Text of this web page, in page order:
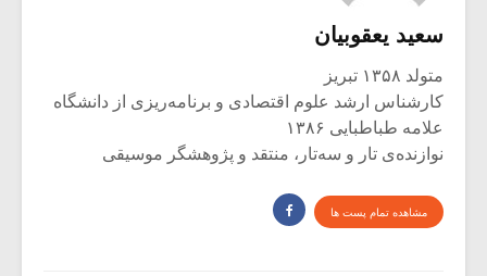
سعید یعقوبیان
متولد ۱۳۵۸ تبریز
کارشناس ارشد علوم اقتصادی و برنامه‌ریزی از دانشگاه
علامه طباطبایی ۱۳۸۶
نوازنده‌ی تار و سه‌تار، منتقد و پژوهشگر موسیقی
مشاهده تمام پست ها